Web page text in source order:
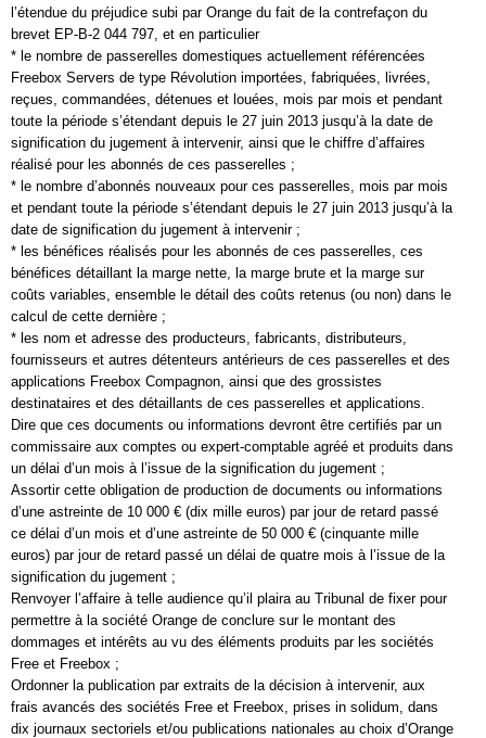
l’étendue du préjudice subi par Orange du fait de la contrefaçon du
brevet EP-B-2 044 797, et en particulier
* le nombre de passerelles domestiques actuellement référencées
Freebox Servers de type Révolution importées, fabriquées, livrées,
reçues, commandées, détenues et louées, mois par mois et pendant
toute la période s’étendant depuis le 27 juin 2013 jusqu’à la date de
signification du jugement à intervenir, ainsi que le chiffre d’affaires
réalisé pour les abonnés de ces passerelles ;
* le nombre d’abonnés nouveaux pour ces passerelles, mois par mois
et pendant toute la période s’étendant depuis le 27 juin 2013 jusqu’à la
date de signification du jugement à intervenir ;
* les bénéfices réalisés pour les abonnés de ces passerelles, ces
bénéfices détaillant la marge nette, la marge brute et la marge sur
coûts variables, ensemble le détail des coûts retenus (ou non) dans le
calcul de cette dernière ;
* les nom et adresse des producteurs, fabricants, distributeurs,
fournisseurs et autres détenteurs antérieurs de ces passerelles et des
applications Freebox Compagnon, ainsi que des grossistes
destinataires et des détaillants de ces passerelles et applications.
Dire que ces documents ou informations devront être certifiés par un
commissaire aux comptes ou expert-comptable agréé et produits dans
un délai d’un mois à l’issue de la signification du jugement ;
Assortir cette obligation de production de documents ou informations
d’une astreinte de 10 000 € (dix mille euros) par jour de retard passé
ce délai d’un mois et d’une astreinte de 50 000 € (cinquante mille
euros) par jour de retard passé un délai de quatre mois à l’issue de la
signification du jugement ;
Renvoyer l’affaire à telle audience qu’il plaira au Tribunal de fixer pour
permettre à la société Orange de conclure sur le montant des
dommages et intérêts au vu des éléments produits par les sociétés
Free et Freebox ;
Ordonner la publication par extraits de la décision à intervenir, aux
frais avancés des sociétés Free et Freebox, prises in solidum, dans
dix journaux sectoriels et/ou publications nationales au choix d’Orange